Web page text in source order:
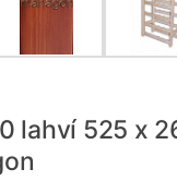
lahví 525 x